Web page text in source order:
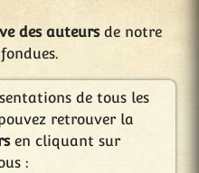
des auteursde notre
de tous les
retrouver la
en cliquant sur
: